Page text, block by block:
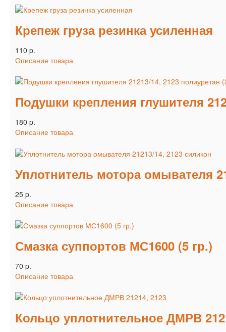
Крепеж груза резинка усиленная
110 p.
Описание товара
Подушки крепления глушителя
180 p.
Описание товара
Уплотнитель мотора омывателя
25 p.
Описание товара
Смазка суппортов МС1600 (5 гр.)
70 p.
Описание товара
Кольцо уплотнительное ДМРВ